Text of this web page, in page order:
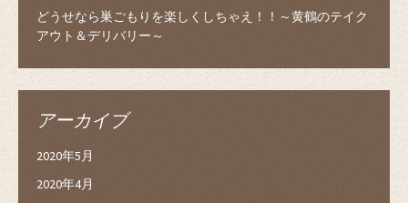
どうせなら巣ごもりを楽しくしちゃえ！！～黄鶴のテイク
アウト＆デリバリー～
アーカイブ
2020年5月
2020年4月